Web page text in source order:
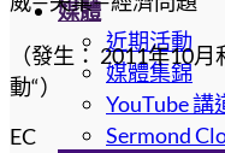
媒體
近期活動
媒體集錦
YouTube 講
Sermond
（發生： 2011年10
動“）
EC